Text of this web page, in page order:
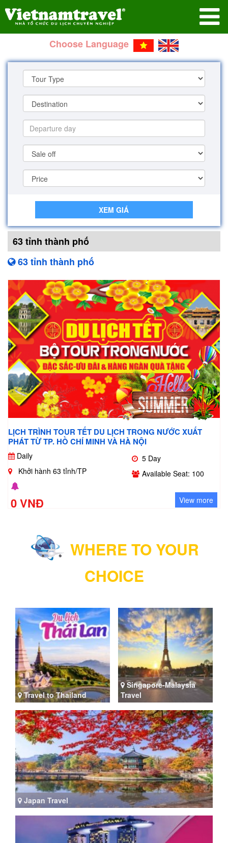
Choose Language
XEM GIÁ
63 tỉnh thành phố
63 tỉnh thành phố
LỊCH TRÌNH TOUR TẾT DU LỊCH TRONG NƯỚC XUẤT
PHÁT TỪ TP. HỒ CHÍ MINH VÀ HÀ NỘI
Daily
5 Day
Khởi hành 63 tỉnh/TP
Available Seat: 100
0 VNĐ View more
WHERE TO YOUR
CHOICE
Travel to Thailand
Singapore-Malaysia
Travel
Japan Travel